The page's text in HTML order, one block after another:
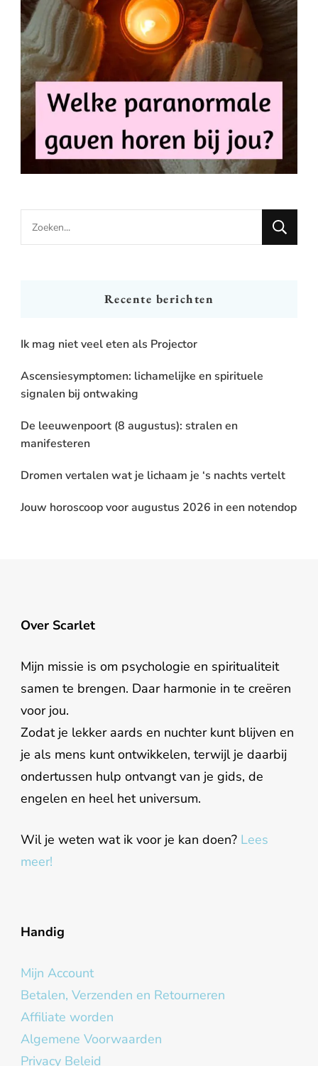
Looking
for
Recente berichten
Ik mag niet veel eten als Projector
Ascensiesymptomen: lichamelijke en spirituele
signalen bij ontwaking
De leeuwenpoort (8 augustus): stralen en
manifesteren
Dromen vertalen wat je lichaam je ‘s nachts vertelt
Jouw horoscoop voor augustus 2026 in een notendop
Over Scarlet
Mijn missie is om psychologie en spiritualiteit
samen te brengen. Daar harmonie in te creëren
voor jou.
Zodat je lekker aards en nuchter kunt blijven en
je als mens kunt ontwikkelen, terwijl je daarbij
ondertussen hulp ontvangt van je gids, de
engelen en heel het universum.
Wil je weten wat ik voor je kan doen? Lees
meer!
Handig
Mijn Account
Betalen, Verzenden en Retourneren
Affiliate worden
Algemene Voorwaarden
Privacy Beleid